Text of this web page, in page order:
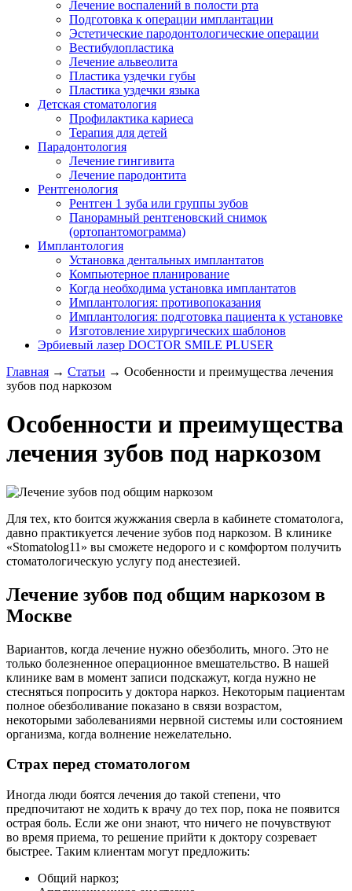
Лечение воспалений в полости рта
Подготовка к операции имплантации
Эстетические пародонтологические операции
Вестибулопластика
Лечение альвеолита
Пластика уздечки губы
Пластика уздечки языка
Детская стоматология
Профилактика кариеса
Терапия для детей
Парадонтология
Лечение гингивита
Лечение пародонтита
Рентгенология
Рентген 1 зуба или группы зубов
Панорамный рентгеновский снимок
(ортопантомограмма)
Имплантология
Установка дентальных имплантатов
Компьютерное планирование
Когда необходима установка имплантатов
Имплантология: противопоказания
Имплантология: подготовка пациента к установке
Изготовление хирургических шаблонов
Эрбиевый лазер DOCTOR SMILE PLUSER
Главная → Статьи → Особенности и преимущества лечения
зубов под наркозом
Особенности и преимущества
лечения зубов под наркозом
Для тех, кто боится жужжания сверла в кабинете стоматолога,
давно практикуется лечение зубов под наркозом. В клинике
«Stomatolog11» вы сможете недорого и с комфортом получить
стоматологическую услугу под анестезией.
Лечение зубов под общим наркозом в
Москве
Вариантов, когда лечение нужно обезболить, много. Это не
только болезненное операционное вмешательство. В нашей
клинике вам в момент записи подскажут, когда нужно не
стесняться попросить у доктора наркоз. Некоторым пациентам
полное обезболивание показано в связи возрастом,
некоторыми заболеваниями нервной системы или состоянием
организма, когда волнение нежелательно.
Страх перед стоматологом
Иногда люди боятся лечения до такой степени, что
предпочитают не ходить к врачу до тех пор, пока не появится
острая боль. Если же они знают, что ничего не почувствуют
во время приема, то решение прийти к доктору созревает
быстрее. Таким клиентам могут предложить:
Общий наркоз;